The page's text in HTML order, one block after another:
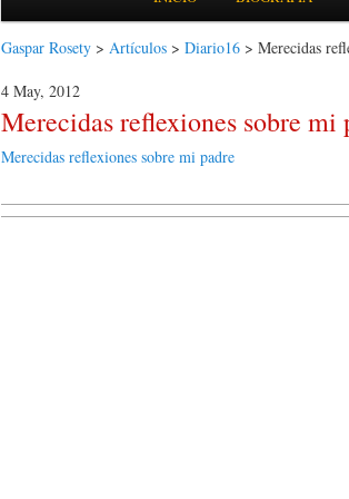
Gaspar Rosety > Artículos > Diario16 > Merecidas
4 May, 2012
Merecidas reflexiones sobre mi
Merecidas reflexiones sobre mi padre